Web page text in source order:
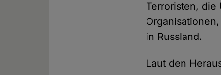
Terroristen, die
in Russland.
Laut den